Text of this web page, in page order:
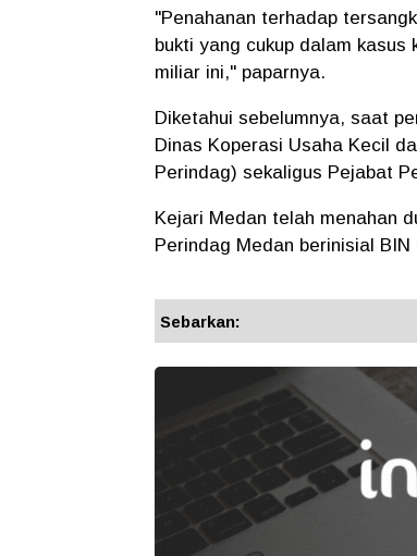
"Penahanan terhadap
bukti yang cukup dalam kasus
miliar ini," paparnya.
Diketahui sebelumnya, saat
Dinas Koperasi Usaha Kecil
Perindag) sekaligus Pejabat
Kejari Medan telah menahan
Perindag Medan berinisial
Sebarkan: